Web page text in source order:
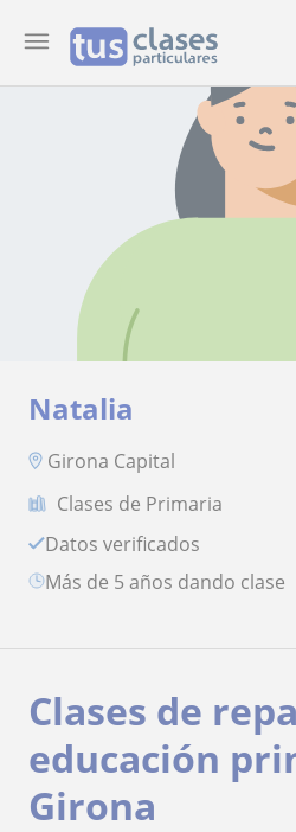
Natalia
Girona Capital
Clases de Primaria
Datos verificados
más de 5 años dando clase
Clases de
educación
Girona